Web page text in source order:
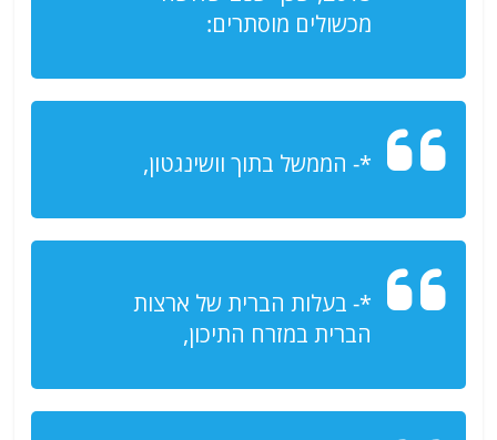
מכשולים מוסתרים:
*- הממשל בתוך וושינגטון,
*- בעלות הברית של ארצות
הברית במזרח התיכון,